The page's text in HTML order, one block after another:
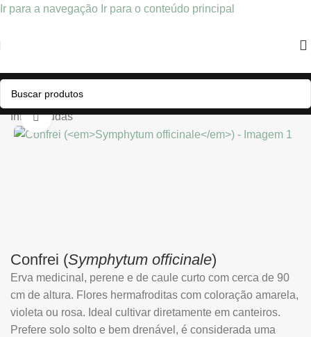
Ir para a navegação Ir para o conteúdo principal
Início/Mudas
Clique para ampliar
Confrei (Symphytum officinale)
Erva medicinal, perene e de caule curto com cerca de 90
cm de altura. Flores hermafroditas com coloração amarela,
violeta ou rosa. Ideal cultivar diretamente em canteiros.
Prefere solo solto e bem drenável, é considerada uma